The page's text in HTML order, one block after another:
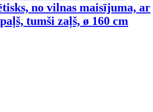
no vilnas maisījuma, ar
tumši zaļš, ø 160 cm